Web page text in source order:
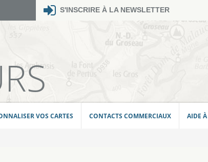
S'INSCRIRE À LA NEWSLETTER
VOS CARTES CONTACTS COMMERCIAUX AIDE